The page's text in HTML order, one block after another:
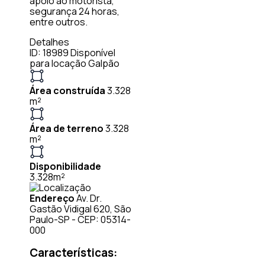
segurança 24 horas,
entre outros.
Detalhes
ID: 18989Disponível
para locaçãoGalpão
Área construída3.328
m²
Área de terreno3.328
m²
Disponibilidade
3.328m²
EndereçoAv. Dr.
Gastão Vidigal 620, São
Paulo-SP - CEP: 05314-
000
Características: